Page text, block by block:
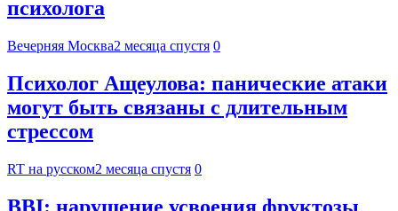
психолога
Вечерняя Москва2 месяца спустя 0
Психолог Ащеулова: панические атаки
могут быть связаны с длительным
стрессом
RT на русском2 месяца спустя 0
BBI: нарушение усвоения фруктозы